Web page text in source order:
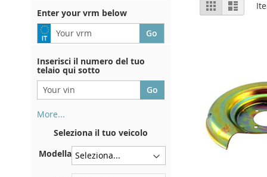
as
Grid List
Enter your vrm below
Inserisci il numero del tuo
telaio qui sotto
More...
retro del certificato di
immatricolazione. E anche in
macchina
Seleziona il tuo veicolo
Modella